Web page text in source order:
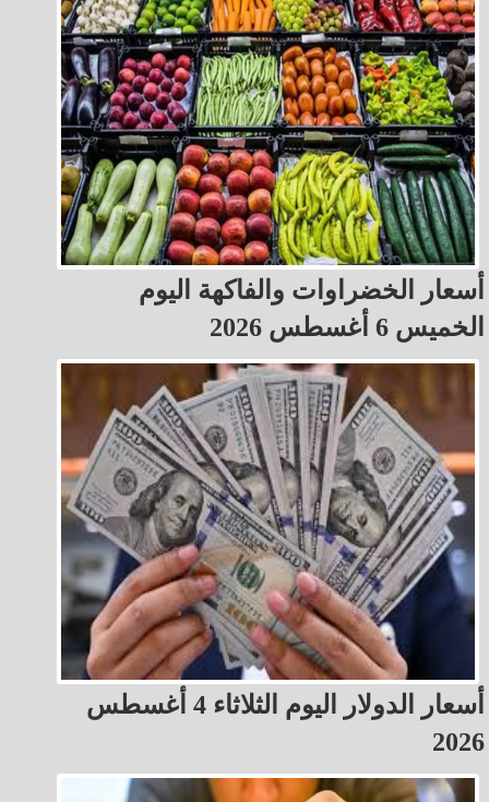
أسعار الخضراوات والفاكهة اليوم
الخميس 6 أغسطس 2026
أسعار الدولار اليوم الثلاثاء 4 أغسطس
2026